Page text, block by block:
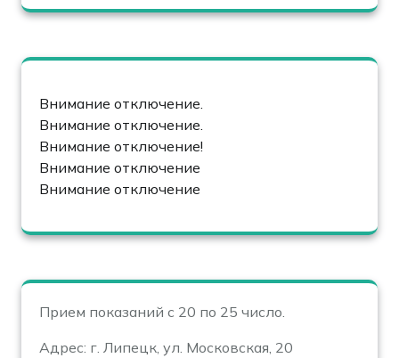
Внимание отключение.
Внимание отключение.
Внимание отключение!
Внимание отключение
Внимание отключение
Прием показаний с 20 по 25 число.
Адрес: г. Липецк, ул. Московская, 20